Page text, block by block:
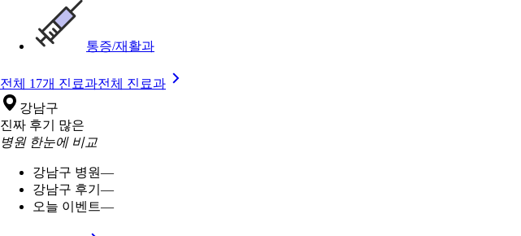
통증/재활과
전체 17개 진료과전체 진료과
강남구
진짜 후기 많은
병원 한눈에 비교
강남구 병원—
강남구 후기 —
오늘 이벤트—